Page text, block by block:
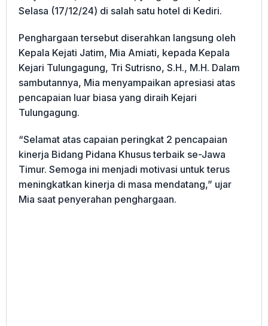
Selasa (17/12/24) di salah satu hotel di Kediri.
Penghargaan tersebut diserahkan langsung oleh
Kepala Kejati Jatim, Mia Amiati, kepada Kepala
Kejari Tulungagung, Tri Sutrisno, S.H., M.H. Dalam
sambutannya, Mia menyampaikan apresiasi atas
pencapaian luar biasa yang diraih Kejari
Tulungagung.
“Selamat atas capaian peringkat 2 pencapaian
kinerja Bidang Pidana Khusus terbaik se-Jawa
Timur. Semoga ini menjadi motivasi untuk terus
meningkatkan kinerja di masa mendatang,” ujar
Mia saat penyerahan penghargaan.